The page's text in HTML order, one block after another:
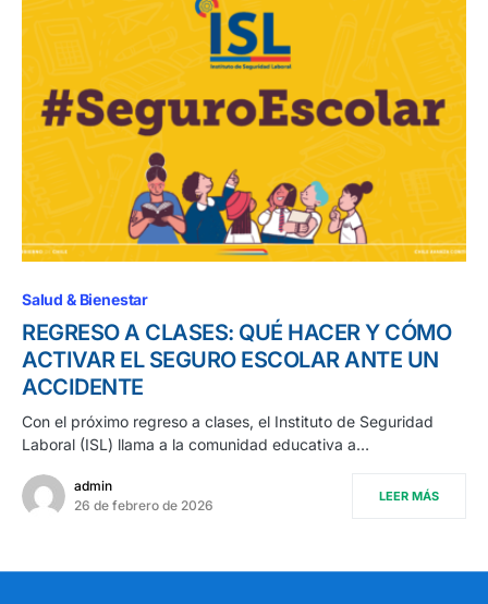
Salud & Bienestar
REGRESO A CLASES: QUÉ HACER Y CÓMO
ACTIVAR EL SEGURO ESCOLAR ANTE UN
ACCIDENTE
Con el próximo regreso a clases, el Instituto de Seguridad
Laboral (ISL) llama a la comunidad educativa a…
admin
26 de febrero de 2026
LEER MÁS